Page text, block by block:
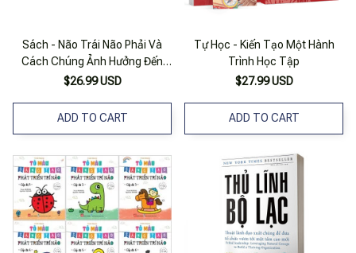
Sách - Não Trái Não Phải Và
Cách Chúng Ảnh Hưởng Đến
Hành Vi Hàng Ngày Của Chúng
$26.99 USD
ADD TO CART
Tự Học - Kiến Tạo Một Hành
Trình Học Tập
$27.99 USD
ADD TO CART